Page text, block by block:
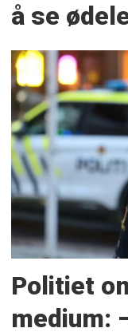
å se
Politiet
medium: